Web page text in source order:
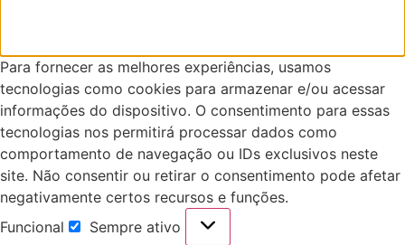
Para fornecer as melhores experiências, usamos
tecnologias como cookies para armazenar e/ou acessar
informações do dispositivo. O consentimento para essas
tecnologias nos permitirá processar dados como
comportamento de navegação ou IDs exclusivos neste
site. Não consentir ou retirar o consentimento pode afetar
negativamente certos recursos e funções.
Funcional
Funcional
Sempre ativo